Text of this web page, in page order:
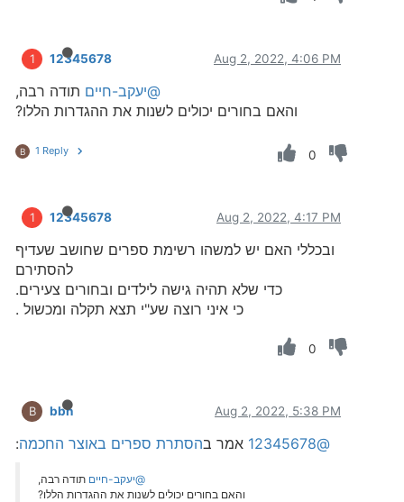
1 12345678 Aug 2, 2022, 4:06 PM
@יעקב-חיים תודה רבה,
והאם בחורים יכולים לשנות את ההגדרות הללו?
B 1 Reply 0
1 12345678 Aug 2, 2022, 4:17 PM
ובכללי האם יש למשהו רשימת ספרים שחושב שעדיף
להסתירם
כדי שלא תהיה גישה לילדים ובחורים צעירים.
כי איני רוצה שע"י תצא תקלה ומכשול .
0
B bbn Aug 2, 2022, 5:38 PM
@12345678 אמר בהסתרת ספרים באוצר החכמה:
@יעקב-חיים תודה רבה,
והאם בחורים יכולים לשנות את ההגדרות הללו?